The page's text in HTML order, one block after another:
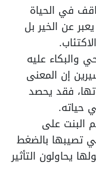
في الحياة
عن الخير بل
والبكاء عليه
إن المعنى
فقد يحصد
حياته.
على
تصيبها بالضغط
يحاولون التأثير